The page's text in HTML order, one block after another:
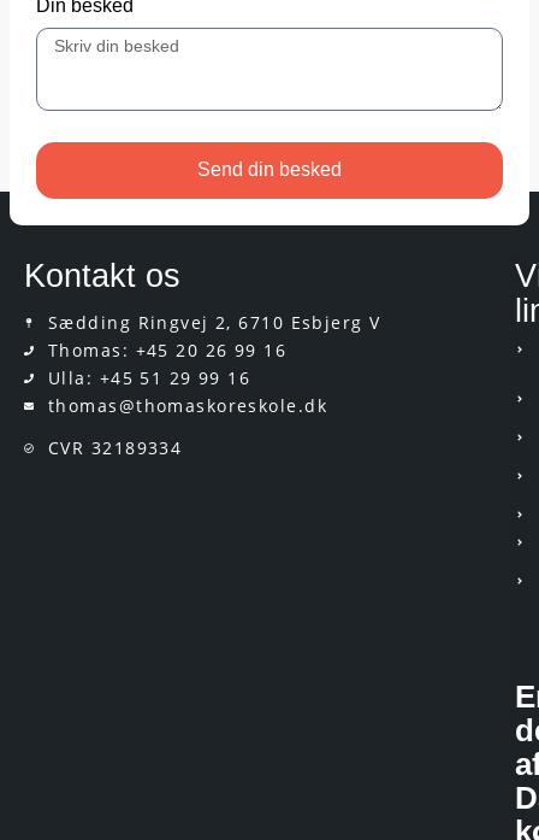
Din besked
Send din besked
Kontakt os
Sædding Ringvej 2, 6710 Esbjerg V
Thomas: +45 20 26 99 16
Ulla: +45 51 29 99 16
thomas@thomaskoreskole.dk
CVR 32189334